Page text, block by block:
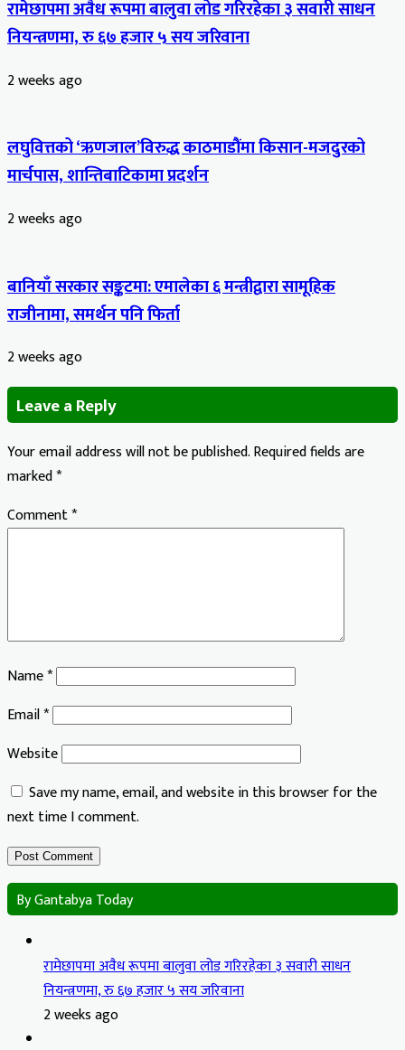
रामेछापमा अवैध रूपमा बालुवा लोड गरिरहेका ३ सवारी साधन
नियन्त्रणमा, रु ६७ हजार ५ सय जरिवाना
2 weeks ago
लघुवित्तको ‘ऋणजाल’विरुद्ध काठमाडौंमा किसान-मजदुरको
मार्चपास, शान्तिबाटिकामा प्रदर्शन
2 weeks ago
बानियाँ सरकार सङ्कटमा: एमालेका ६ मन्त्रीद्वारा सामूहिक
राजीनामा, समर्थन पनि फिर्ता
2 weeks ago
Leave a Reply
Your email address will not be published.Required fields are
marked*
Comment*
Name*
Email*
Website
Save my name, email, and website in this browser for the
next time I comment.
By Gantabya Today
रामेछापमा अवैध रूपमा बालुवा लोड गरिरहेका ३ सवारी साधन
नियन्त्रणमा, रु ६७ हजार ५ सय जरिवाना
2 weeks ago